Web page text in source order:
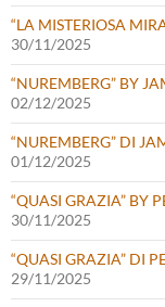
“LA MISTERIOSA
30/11/2025
“NUREMBERG” BY
02/12/2025
“NUREMBERG” DI
01/12/2025
“QUASI GRAZIA” BY
30/11/2025
“QUASI GRAZIA” DI
29/11/2025